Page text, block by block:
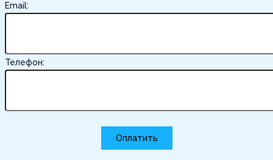
Email:
Телефон:
Оплатить